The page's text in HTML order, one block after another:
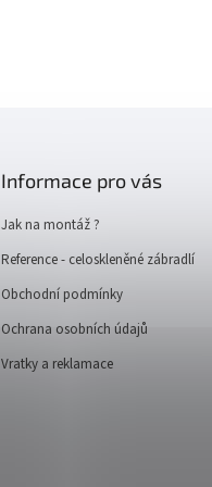
Informace pro vás
Jak na montáž ?
Reference - celoskleněné zábradlí
Obchodní podmínky
Ochrana osobních údajů
Vratky a reklamace